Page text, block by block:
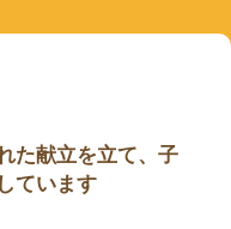
た献立を立て、子
ています